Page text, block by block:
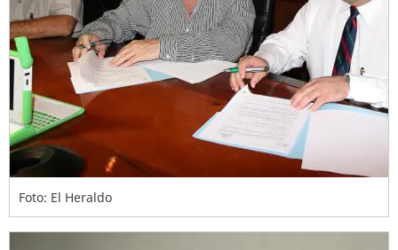
Foto: El Heraldo